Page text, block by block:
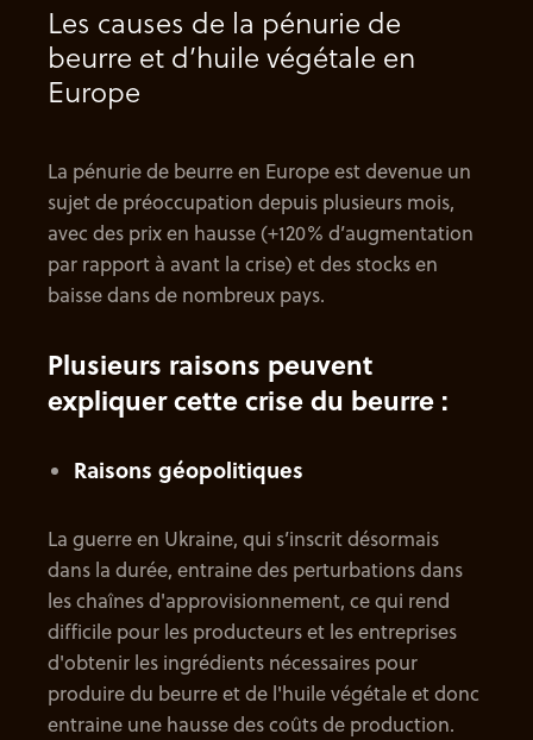
Les causes de la pénurie de
beurre et d’huile végétale en
Europe
La pénurie de beurre en Europe est devenue un
sujet de préoccupation depuis plusieurs mois,
avec des prix en hausse (+120% d’augmentation
par rapport à avant la crise) et des stocks en
baisse dans de nombreux pays.
Plusieurs raisons peuvent
expliquer cette crise du beurre :
Raisons géopolitiques
La guerre en Ukraine, qui s’inscrit désormais
dans la durée, entraine des perturbations dans
les chaînes d'approvisionnement, ce qui rend
difficile pour les producteurs et les entreprises
d'obtenir les ingrédients nécessaires pour
produire du beurre et de l'huile végétale et donc
entraine une hausse des coûts de production.